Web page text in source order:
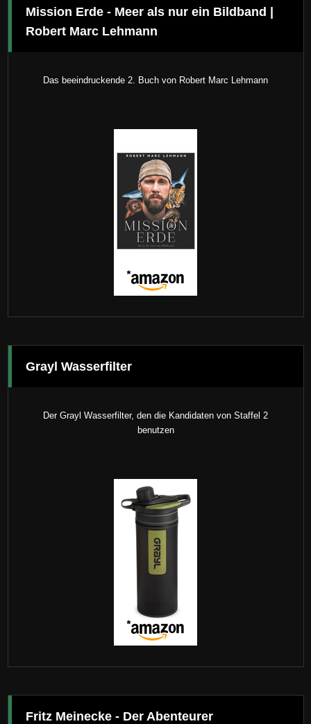
Mission Erde - Meer als nur ein Bildband |
Robert Marc Lehmann
Das beeindruckende 2. Buch von Robert Marc Lehmann
Grayl Wasserfilter
Der Grayl Wasserfilter, den die Kandidaten von Staffel 2
benutzen
Fritz Meinecke - Der Abenteurer